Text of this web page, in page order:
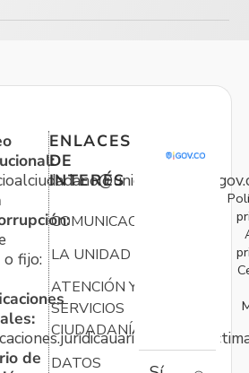
fijo:
de
ENLACES
DE
INTERÉS
COMUNICACIONES
LA UNIDAD
ATENCIÓN Y
SERVICIOS
CIUDADANÍA
DATOS